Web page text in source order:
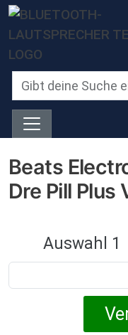
Direkt zum Inhalt
Beats
Dre Pill Plus
Auswahl 1